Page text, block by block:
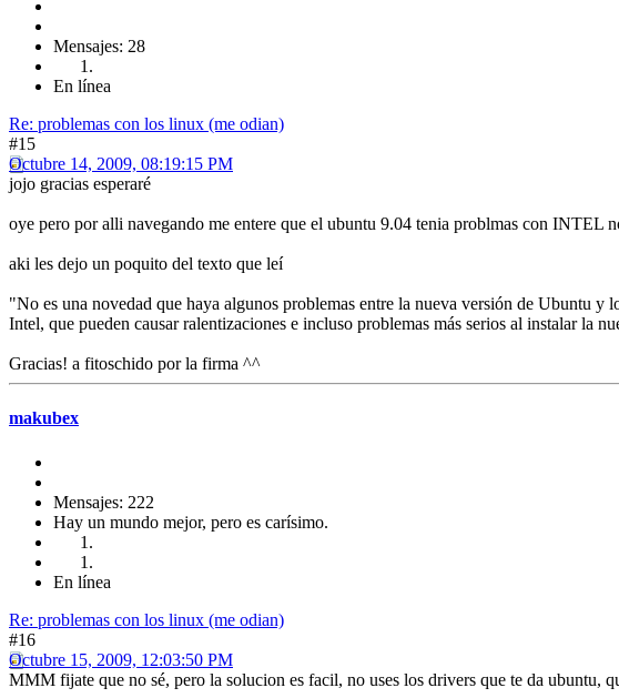
Mensajes: 28
En línea
Re: problemas con los linux (me odian)
#15
Octubre 14, 2009, 08:19:15 PM
jojo gracias esperaré
oye pero por alli navegando me entere que el ubuntu 9.04 tenia problmas con INTEL
aki les dejo un poquito del texto que leí
"No es una novedad que haya algunos problemas entre la nueva versión de Ubuntu
Intel, que pueden causar ralentizaciones e incluso problemas más serios al instalar la
Gracias! a fitoschido por la firma ^^
makubex
Mensajes: 222
Hay un mundo mejor, pero es carísimo.
En línea
Re: problemas con los linux (me odian)
#16
Octubre 15, 2009, 12:03:50 PM
MMM fijate que no sé, pero la solucion es facil, no uses los drivers que te da ubuntu,